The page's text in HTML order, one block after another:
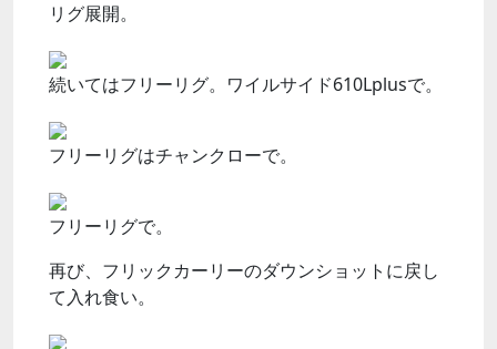
リグ展開。
続いてはフリーリグ。ワイルサイド610Lplusで。
フリーリグはチャンクローで。
フリーリグで。
再び、フリックカーリーのダウンショットに戻し
て入れ食い。